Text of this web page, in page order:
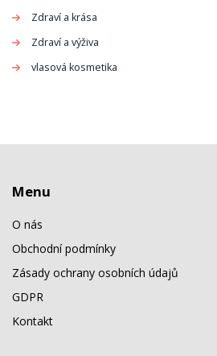
Zdraví a krása
Zdraví a výživa
vlasová kosmetika
Menu
O nás
Obchodní podmínky
Zásady ochrany osobních údajů
GDPR
Kontakt